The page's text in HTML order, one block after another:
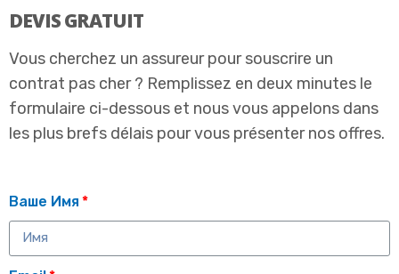
DEVIS GRATUIT
Vous cherchez un assureur pour souscrire un
contrat pas cher ? Remplissez en deux minutes le
formulaire ci-dessous et nous vous appelons dans
les plus brefs délais pour vous présenter nos offres.
Ваше Имя